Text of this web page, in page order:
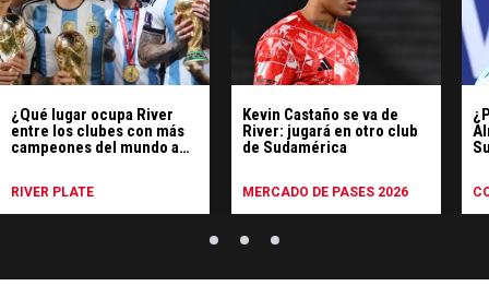
¿Qué lugar ocupa River
entre los clubes con más
campeones del mundo a
RIVER PLATE
Kevin Castaño se va de
River: jugará en otro club
de Sudamérica
MERCADO DE PASES 2026